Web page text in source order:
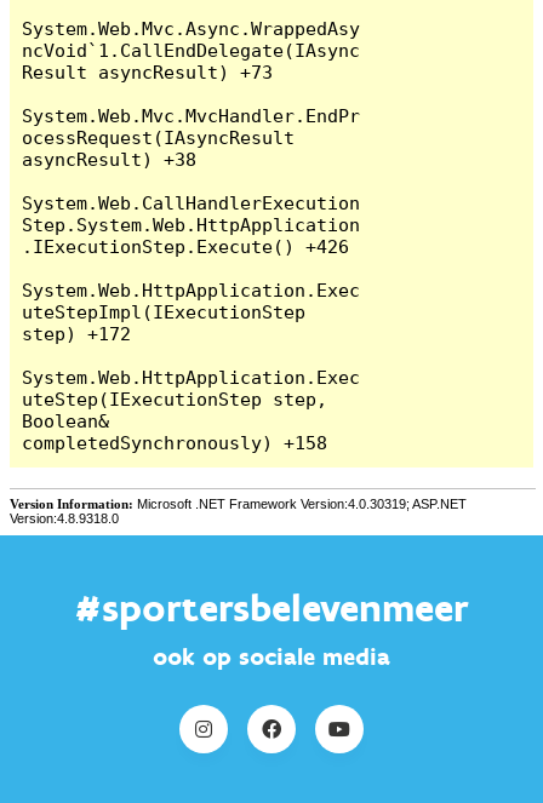
#sportersbelevenmeer
ook op sociale media